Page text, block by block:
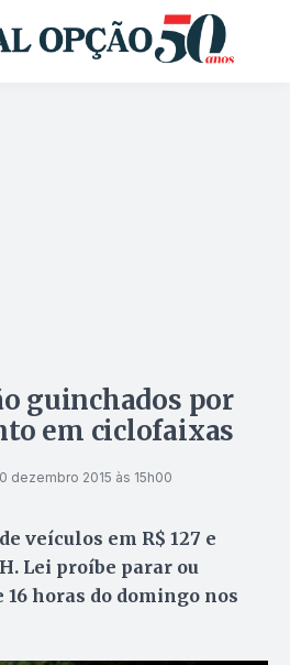
guinchados por
em ciclofaixas
dezembro 2015 às 15h00
veículos em R$ 127 e
Lei proíbe parar ou
horas do domingo nos